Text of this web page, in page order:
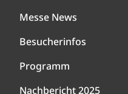
Messe News
Besucherinfos
Programm
Nachbericht 2025